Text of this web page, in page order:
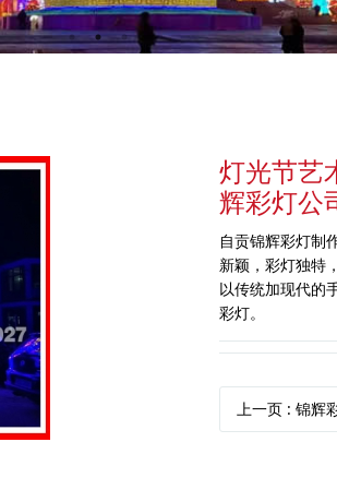
灯光节艺
辉彩灯公
自贡锦辉彩灯制
新颖，彩灯独特
以传统加现代的
彩灯。
上一页 : 锦辉彩灯